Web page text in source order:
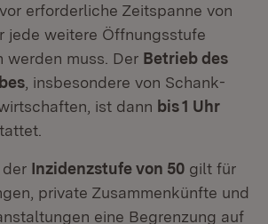
erforderliche Zeitspanne von
jede weitere Öffnungsstufe
werden muss. Der Betrieb des
, insbesondere von Schank-
ist dann bis 1 Uhr
der Inzidenzstufe von 50 gilt für
private Zusammenkünfte und
eine Begrenzung auf